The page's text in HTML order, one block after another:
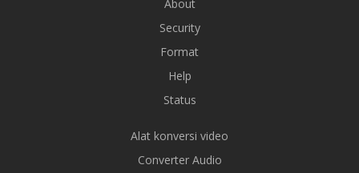
About
Security
Format
Help
Status
Alat konversi video
Converter Audio